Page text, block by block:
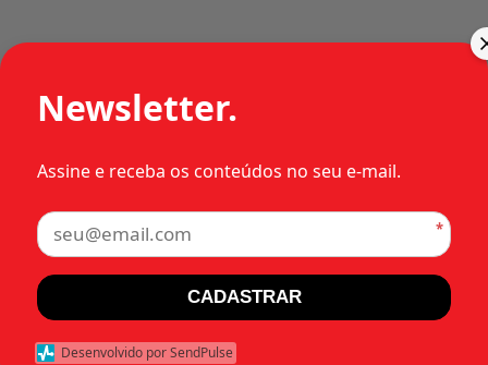
1978 – CE – MILITAR
Categorias: 1978 • Ceará (CE) • Estados •
Recursos criminais
Tags:
Início
Newsletter.
Assine e receba os conteúdos no seu e-mail.
*
CADASTRAR
Desenvolvido por SendPulse